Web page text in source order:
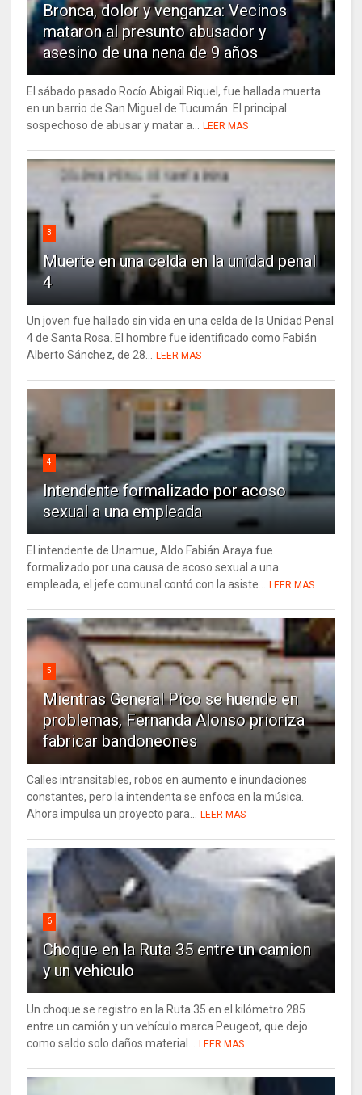
Bronca, dolor y venganza: Vecinos
mataron al presunto abusador y
asesino de una nena de 9 años
El sábado pasado Rocío Abigail Riquel, fue hallada muerta
en un barrio de San Miguel de Tucumán. El principal
sospechoso de abusar y matar a... LEER MAS
3
Muerte en una celda en la unidad penal
4
Un joven fue hallado sin vida en una celda de la Unidad Penal
4 de Santa Rosa. El hombre fue identificado como Fabián
Alberto Sánchez, de 28... LEER MAS
4
Intendente formalizado por acoso
sexual a una empleada
El intendente de Unamue, Aldo Fabián Araya fue
formalizado por una causa de acoso sexual a una
empleada, el jefe comunal contó con la asiste... LEER MAS
5
Mientras General Pico se huende en
problemas, Fernanda Alonso prioriza
fabricar bandoneones
Calles intransitables, robos en aumento e inundaciones
constantes, pero la intendenta se enfoca en la música.
Ahora impulsa un proyecto para... LEER MAS
6
Choque en la Ruta 35 entre un camion
y un vehiculo
Un choque se registro en la Ruta 35 en el kilómetro 285
entre un camión y un vehículo marca Peugeot, que dejo
como saldo solo daños material... LEER MAS